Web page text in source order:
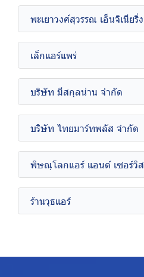
พะเยาวงศ์สุวรรณ เอ็นจิเนียริ่ง
เล็กแอร์แพร่
บริษัท มีสกุลน่าน จำกัด
บริษัท ไทยมาร์ทพลัส จำกัด
พิษณุโลกแอร์ แอนด์ เซอร์วิส
ร้านวุธแอร์